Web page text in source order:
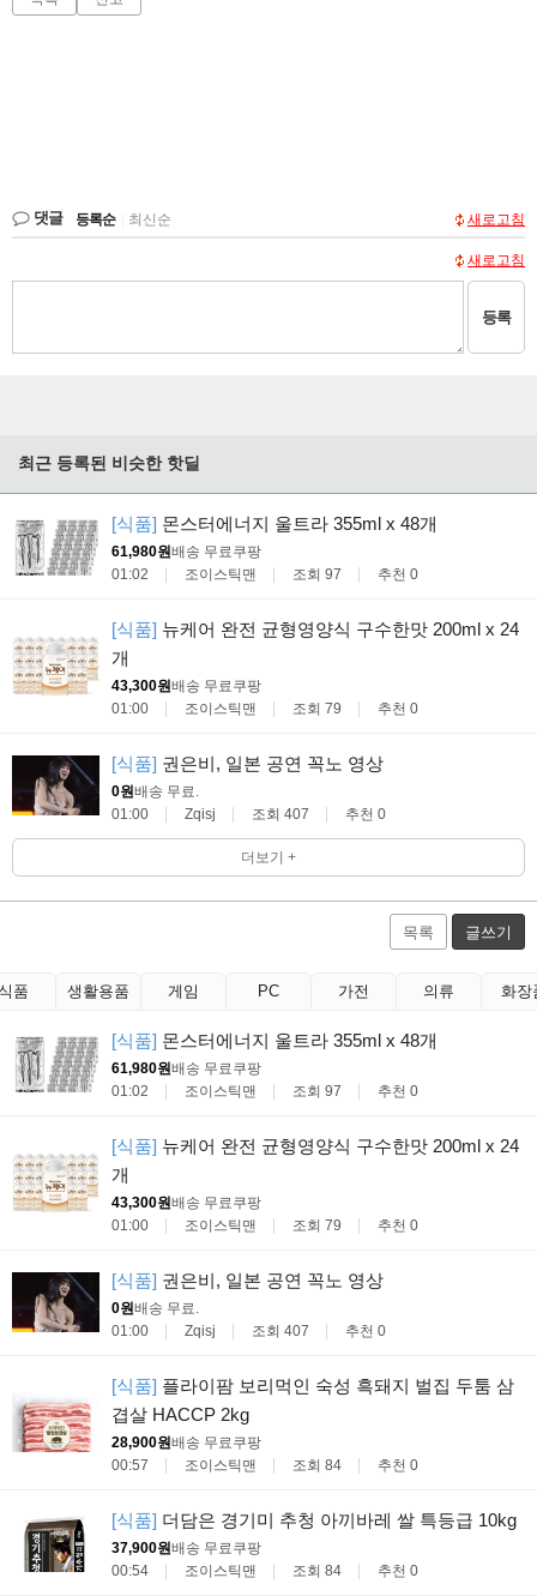
댓글 등록순 최신순 새로고침
새로고침
등록
최근 등록된 비슷한 핫딜
[식품] 몬스터에너지 울트라 355ml x 48개
61,980원배송 무료 쿠팡
01:02
조이스틱맨 조회 97 추천 0
[식품] 뉴케어 완전 균형영양식 구수한맛 200ml x 24
개
43,300원배송 무료 쿠팡
01:00
조이스틱맨 조회 79 추천 0
[식품] 권은비, 일본 공연 꼭노 영상
0원배송 무료
01:00
Zqisj 조회 407 추천 0
더보기 +
목록 글쓰기
품 생활용품 게임 PC 가전 의류 화장
[식품] 몬스터에너지 울트라 355ml x 48개
61,980원배송 무료 쿠팡
01:02
조이스틱맨 조회 97 추천 0
[식품] 뉴케어 완전 균형영양식 구수한맛 200ml x 24
개
43,300원배송 무료 쿠팡
01:00
조이스틱맨 조회 79 추천 0
[식품] 권은비, 일본 공연 꼭노 영상
0원배송 무료
01:00
Zqisj 조회 407 추천 0
[식품] 플라이팜 보리먹인 숙성 흑돼지 벌집 두툼 삼
겹살 HACCP 2kg
28,900원배송 무료 쿠팡
00:57
조이스틱맨 조회 84 추천 0
[식품] 더담은 경기미 추청 아끼바레 쌀 특등급 10kg
37,900원배송 무료 쿠팡
00:54
조이스틱맨 조회 84 추천 0